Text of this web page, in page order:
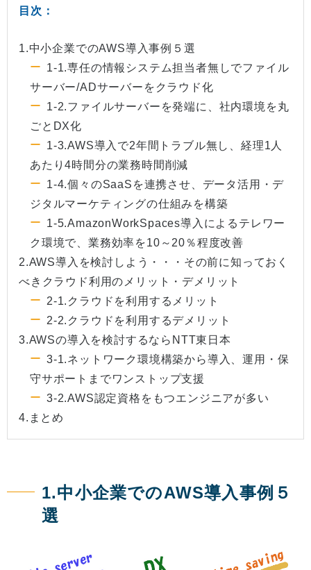
目次：
1.中小企業でのAWS導入事例５選
1-1.専任の情報システム担当者無しでファイル
サーバー/ADサーバーをクラウド化
1-2.ファイルサーバーを発端に、社内環境を丸
ごとDX化
1-3.AWS導入で2年間トラブル無し、経理1人
あたり4時間分の業務時間削減
1-4.個々のSaaSを連携させ、データ活用・デ
ジタルマーケティングの仕組みを構築
1-5.AmazonWorkSpaces導入によるテレワー
ク環境で、業務効率を10～20％程度改善
2.AWS導入を検討しよう・・・その前に知っておく
べきクラウド利用のメリット・デメリット
2-1.クラウドを利用するメリット
2-2.クラウドを利用するデメリット
3.AWSの導入を検討するならNTT東日本
3-1.ネットワーク環境構築から導入、運用・保
守サポートまでワンストップ支援
3-2.AWS認定資格をもつエンジニアが多い
4.まとめ
1.中小企業でのAWS導入事例５
選